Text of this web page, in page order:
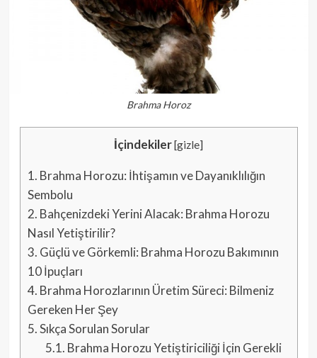
Brahma Horoz
İçindekiler[gizle]
1. Brahma Horozu: İhtişamın ve Dayanıklılığın
Sembolu
2. Bahçenizdeki Yerini Alacak: Brahma Horozu
Nasıl Yetiştirilir?
3. Güçlü ve Görkemli: Brahma Horozu Bakımının
10 İpuçları
4. Brahma Horozlarının Üretim Süreci: Bilmeniz
Gereken Her Şey
5.Sıkça Sorulan Sorular
5.1. Brahma Horozu Yetiştiriciliği İçin Gerekli